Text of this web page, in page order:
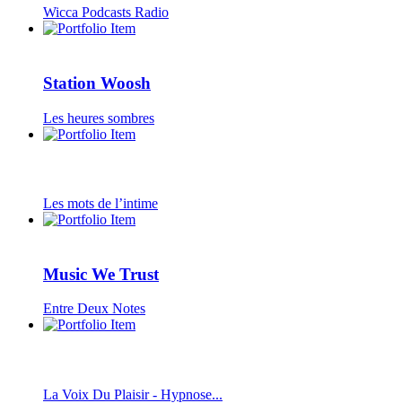
Wicca Podcasts Radio
Station Woosh
Les heures sombres
Les mots de l’intime
Music We Trust
Entre Deux Notes
La Voix Du Plaisir - Hypnose...